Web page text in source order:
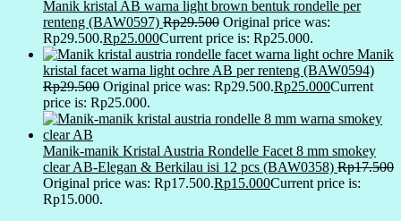
Manik kristal AB warna light brown bentuk rondelle per
renteng (BAW0597) Rp29.500 Original price was:
Rp29.500.Rp25.000Current price is: Rp25.000.
Manik
kristal facet warna light ochre AB per renteng (BAW0594)
Rp29.500 Original price was: Rp29.500.Rp25.000Current
price is: Rp25.000.
Manik-manik Kristal Austria Rondelle Facet 8 mm smokey
clear AB-Elegan & Berkilau isi 12 pcs (BAW0358) Rp17.500
Original price was: Rp17.500.Rp15.000Current price is:
Rp15.000.